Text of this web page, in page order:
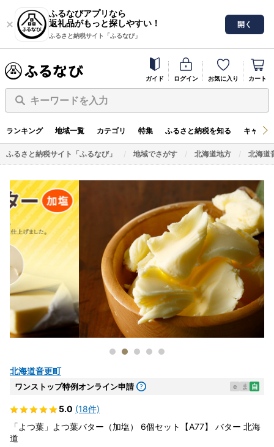
ふるなびアプリなら
返礼品がもっと探しやすい！
ふるさと納税サイト「ふるなび」
開く
ガイド ログイン お気に入り カート
キーワードを入力
ランキング 地域一覧 カテゴリ 特集 ふるさと納税を知る キャン
ふるさと納税サイト「ふるなび」 地域でさがす 北海道地方 北海道
北海道音更町
ワンストップ特例オンライン申請 e ま 自
5.0 (18件)
「よつ葉」よつ葉バター（加塩） 6個セット【A77】 バター 北海
道